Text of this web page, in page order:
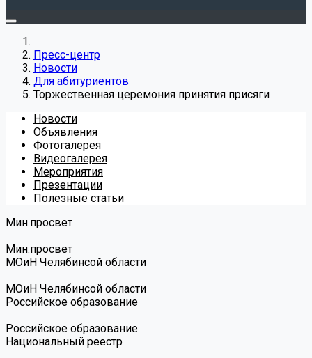
Пресс-центр
Новости
Для абитуриентов
Торжественная церемония принятия присяги
Новости
Объявления
Фотогалерея
Видеогалерея
Мероприятия
Презентации
Полезные статьи
Мин.просвет
Мин.просвет
МОиН Челябинсой области
МОиН Челябинсой области
Российское образование
Российское образование
Национальный реестр